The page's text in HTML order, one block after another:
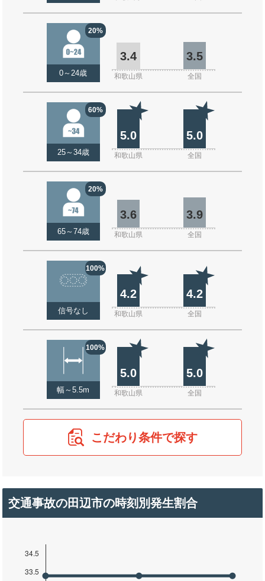
20%
0～24歳
3.4 3.5
和歌山県 全国
60%
25～34歳
5.0 5.0
和歌山県 全国
20%
65～74歳
3.6 3.9
和歌山県 全国
100%
信号なし
4.2 4.2
和歌山県 全国
100%
幅～5.5m
5.0 5.0
和歌山県 全国
こだわり条件で探す
交通事故の田辺市の時刻別発生割合